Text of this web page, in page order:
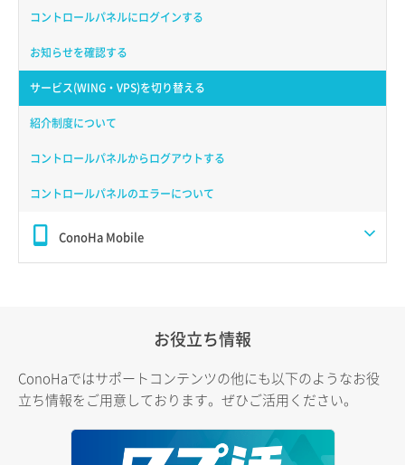
コントロールパネルにログインする
お知らせを確認する
サービス(WING・VPS)を切り替える
紹介制度について
コントロールパネルからログアウトする
コントロールパネルのエラーについて
ConoHa Mobile
お役立ち情報
ConoHaではサポートコンテンツの他にも以下のようなお役
立ち情報をご用意しております。ぜひご活用ください。